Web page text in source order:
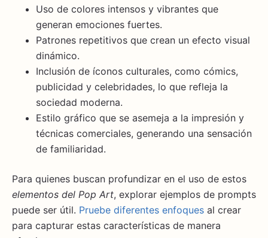
Uso de colores intensos y vibrantes que
generan emociones fuertes.
Patrones repetitivos que crean un efecto visual
dinámico.
Inclusión de íconos culturales, como cómics,
publicidad y celebridades, lo que refleja la
sociedad moderna.
Estilo gráfico que se asemeja a la impresión y
técnicas comerciales, generando una sensación
de familiaridad.
Para quienes buscan profundizar en el uso de estos
elementos del Pop Art, explorar ejemplos de prompts
puede ser útil. Pruebe diferentes enfoques al crear
para capturar estas características de manera